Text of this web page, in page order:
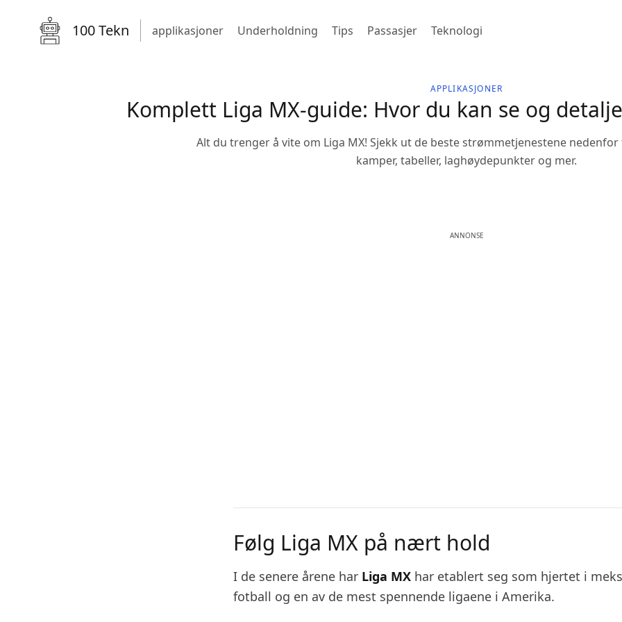
100 Tekn applikasjoner Underholdning Tips Passasjer Teknologi
APPLIKASJONER
Komplett Liga MX-guide: Hvor du kan se og
Alt du trenger å vite om Liga MX! Sjekk ut de beste strømmetjenestene
kamper, tabeller, laghøydepunkter og mer.
ANNONSE
Følg Liga MX på nært hold
I de senere årene har Liga MX har etablert seg som hjertet i
fotball og en av de mest spennende ligaene i Amerika.